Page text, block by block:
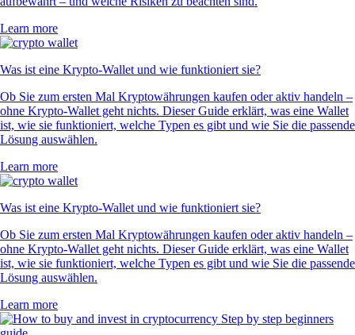
Learn more
Was ist eine Krypto-Wallet und wie funktioniert sie?
Ob Sie zum ersten Mal Kryptowährungen kaufen oder aktiv handeln –
ohne Krypto-Wallet geht nichts. Dieser Guide erklärt, was eine Wallet
ist, wie sie funktioniert, welche Typen es gibt und wie Sie die passende
Lösung auswählen.
Learn more
Was ist eine Krypto-Wallet und wie funktioniert sie?
Ob Sie zum ersten Mal Kryptowährungen kaufen oder aktiv handeln –
ohne Krypto-Wallet geht nichts. Dieser Guide erklärt, was eine Wallet
ist, wie sie funktioniert, welche Typen es gibt und wie Sie die passende
Lösung auswählen.
Learn more